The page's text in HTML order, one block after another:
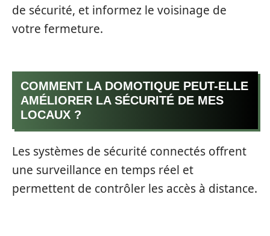
de sécurité, et informez le voisinage de
votre fermeture.
COMMENT LA DOMOTIQUE PEUT-ELLE
AMÉLIORER LA SÉCURITÉ DE MES
LOCAUX ?
Les systèmes de sécurité connectés offrent
une surveillance en temps réel et
permettent de contrôler les accès à distance.